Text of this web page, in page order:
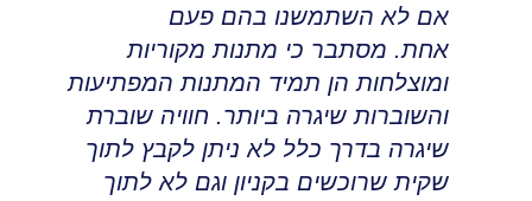
אם לא השתמשנו בהם פעם
אחת. מסתבר כי מתנות מקוריות
ומוצלחות הן תמיד המתנות המפתיעות
והשוברות שיגרה ביותר. חוויה שוברת
שיגרה בדרך כלל לא ניתן לקבץ לתוך
שקית שרוכשים בקניון וגם לא לתוך